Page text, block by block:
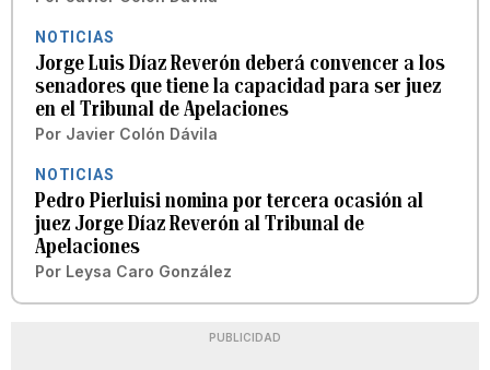
NOTICIAS
Jorge Luis Díaz Reverón deberá convencer a los
senadores que tiene la capacidad para ser juez
en el Tribunal de Apelaciones
Por Javier Colón Dávila
NOTICIAS
Pedro Pierluisi nomina por tercera ocasión al
juez Jorge Díaz Reverón al Tribunal de
Apelaciones
Por Leysa Caro González
PUBLICIDAD